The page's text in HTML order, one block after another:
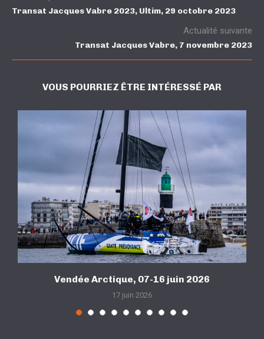
Transat Jacques Vabre 2023, Ultim, 29 octobre 2023
Actualité suivante
Transat Jacques Vabre, 7 novembre 2023
VOUS POURRIEZ ÊTRE INTÉRESSÉ PAR
Vendée Arctique, 07-16 juin 2026
17 juin 2026